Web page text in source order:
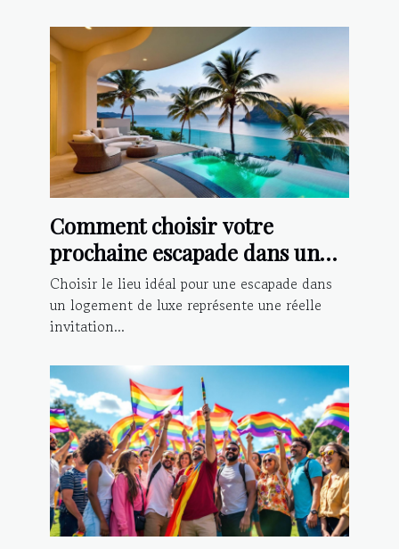
Comment choisir votre
prochaine escapade dans un
logement de luxe ?
Choisir le lieu idéal pour une escapade dans
un logement de luxe représente une réelle
invitation...